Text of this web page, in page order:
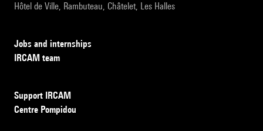
Hôtel de Ville, Rambuteau, Châtelet, Les Halles
Jobs and internships
IRCAM team
Support IRCAM
Centre Pompidou